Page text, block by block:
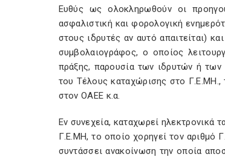
Ευθύς ως ολοκληρωθούν οι
ασφαλιστική και φορολογική
στους ιδρυτές αν αυτό απαιτείται)
συμβολαιογράφος, ο οποίος
πράξης, παρουσία των ιδρυτών ή
του Τέλους καταχώρισης στο Γ.Ε.ΜΗ.,
στον ΟΑΕΕ κ.α.
Εν συνεχεία, καταχωρεί ηλεκτρονικά
Γ.Ε.ΜΗ, το οποίο χορηγεί τον αριθμό
συντάσσει ανακοίνωση την οποία